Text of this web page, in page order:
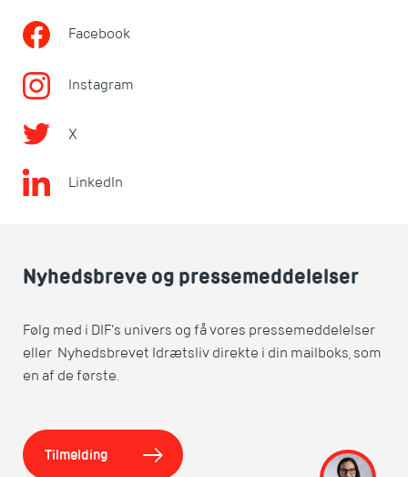
Facebook
Instagram
X
LinkedIn
Nyhedsbreve og pressemeddelelser
Følg med i DIF's univers og få vores pressemeddelelser
eller Nyhedsbrevet Idrætsliv direkte i din mailboks, som
en af de første.
Tilmelding